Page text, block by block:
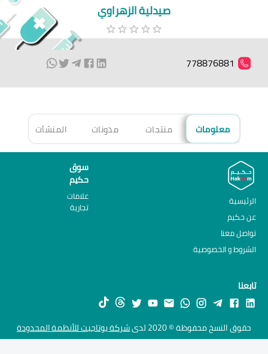
صيدلية الزهراوي
778876881
معلومات منتجات مدونات المنشآت
الرئيسية
عن حكيم
تواصل معنا
الشروط و الخصوصية
سوق
حكيم
علامات
تجارية
تابعنا
حقوق النسخ محفوظة © 2020 لدى شركة يوتاجيت للأنظمة المحدودة